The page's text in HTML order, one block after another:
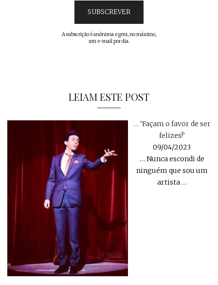
A subscrição é anónima e gera, no máximo,
um e-mail por dia.
LEIAM ESTE POST
… ‘Façam o favor de ser
felizes!’
09/04/2023
… Nunca escondi de
ninguém que sou um
artista…